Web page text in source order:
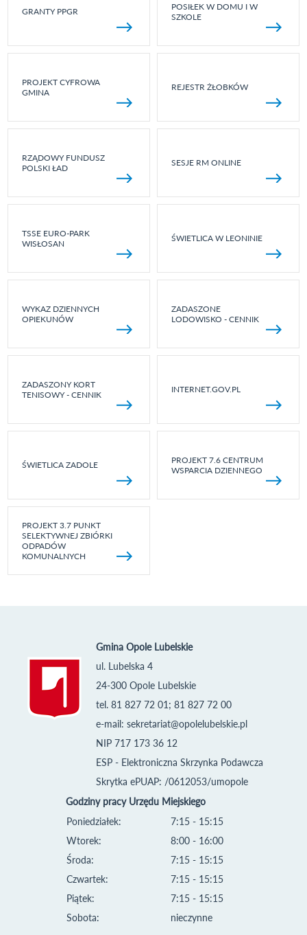
GRANTY PPGR
POSIŁEK W DOMU I W
SZKOLE
PROJEKT CYFROWA
GMINA
REJESTR ŻŁOBKÓW
RZĄDOWY FUNDUSZ
POLSKI ŁAD
SESJE RM ONLINE
TSSE EURO-PARK
WISŁOSAN
ŚWIETLICA W LEONINIE
WYKAZ DZIENNYCH
OPIEKUNÓW
ZADASZONE
LODOWISKO - CENNIK
ZADASZONY KORT
TENISOWY - CENNIK
INTERNET.GOV.PL
ŚWIETLICA ZADOLE
PROJEKT 7.6 CENTRUM
WSPARCIA DZIENNEGO
PROJEKT 3.7 PUNKT
SELEKTYWNEJ ZBIÓRKI
ODPADÓW
KOMUNALNYCH
Gmina Opole Lubelskie
ul. Lubelska 4
24-300 Opole Lubelskie
tel. 81 827 72 01; 81 827 72 00
e-mail: sekretariat@opolelubelskie.pl
NIP 717 173 36 12
ESP - Elektroniczna Skrzynka Podawcza
Skrytka ePUAP: /0612053/umopole
Godziny pracy Urzędu Miejskiego
Poniedziałek:
Wtorek:
Środa:
Czwartek:
Piątek:
Sobota:
7:15 - 15:15
8:00 - 16:00
7:15 - 15:15
7:15 - 15:15
7:15 - 15:15
nieczynne